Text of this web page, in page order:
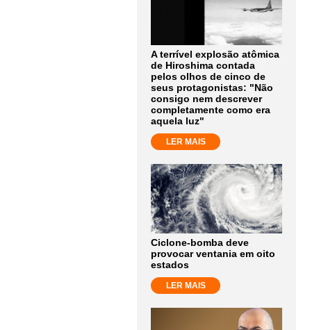
A terrível explosão atômica
de Hiroshima contada
pelos olhos de cinco de
seus protagonistas: "Não
consigo nem descrever
completamente como era
aquela luz"
LER MAIS
Ciclone-bomba deve
provocar ventania em oito
estados
LER MAIS